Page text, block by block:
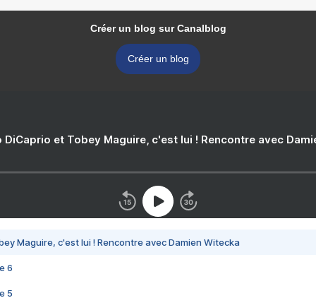
Créer un blog sur Canalblog
Créer un blog
DiCaprio et Tobey Maguire, c'est lui ! Rencontre avec
Maguire, c'est lui ! Rencontre avec Damien Witecka
6
5